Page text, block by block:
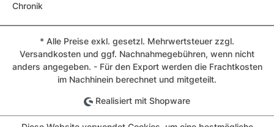
Chronik
* Alle Preise exkl. gesetzl. Mehrwertsteuer zzgl.
Versandkosten und ggf. Nachnahmegebühren, wenn nicht
anders angegeben. - Für den Export werden die Frachtkosten
im Nachhinein berechnet und mitgeteilt.
Realisiert mit Shopware